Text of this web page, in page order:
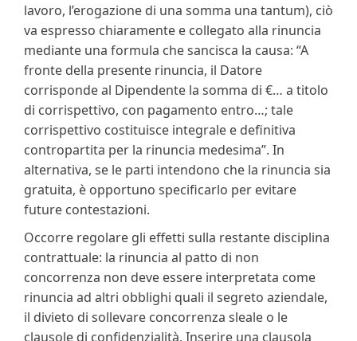
lavoro, l’erogazione di una somma una tantum), ciò
va espresso chiaramente e collegato alla rinuncia
mediante una formula che sancisca la causa: “A
fronte della presente rinuncia, il Datore
corrisponde al Dipendente la somma di €… a titolo
di corrispettivo, con pagamento entro…; tale
corrispettivo costituisce integrale e definitiva
contropartita per la rinuncia medesima”. In
alternativa, se le parti intendono che la rinuncia sia
gratuita, è opportuno specificarlo per evitare
future contestazioni.
Occorre regolare gli effetti sulla restante disciplina
contrattuale: la rinuncia al patto di non
concorrenza non deve essere interpretata come
rinuncia ad altri obblighi quali il segreto aziendale,
il divieto di sollevare concorrenza sleale o le
clausole di confidenzialità. Inserire una clausola